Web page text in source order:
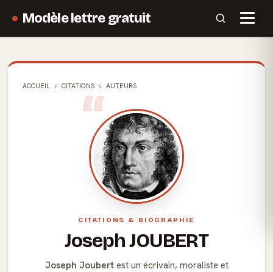
Modèle lettre gratuit
ACCUEIL CITATIONS AUTEURS
CITATIONS & BIOGRAPHIE
Joseph JOUBERT
Joseph Joubertest un écrivain, moraliste et